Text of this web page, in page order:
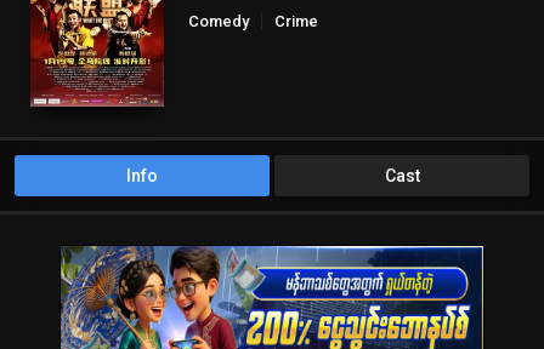
Comedy
Crime
Info Cast